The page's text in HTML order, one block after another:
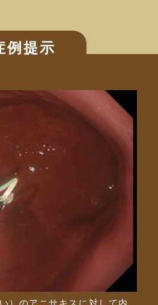
例提示
）のアニサキスに対して内